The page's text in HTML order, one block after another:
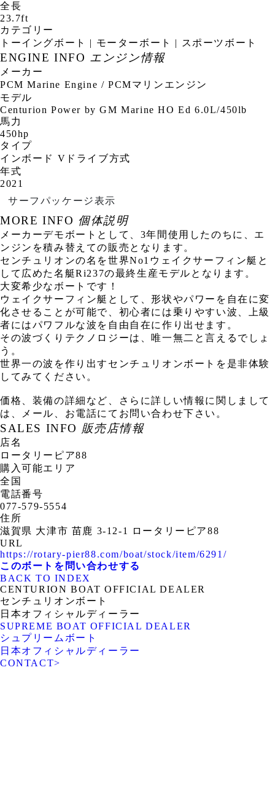
全長
23.7ft
カテゴリー
トーイングボート | モーターボート | スポーツボート
ENGINE INFO エンジン情報
メーカー
PCM Marine Engine / PCMマリンエンジン
モデル
Centurion Power by GM Marine HO Ed 6.0L/450lb
馬力
450hp
タイプ
インボード Vドライブ方式
年式
2021
サーフパッケージ表示
MORE INFO 個体説明
メーカーデモボートとして、3年間使用したのちに、エ
ンジンを積み替えての販売となります。
センチュリオンの名を世界No1ウェイクサーフィン艇と
して広めた名艇Ri237の最終生産モデルとなります。
大変希少なボートです！
ウェイクサーフィン艇として、形状やパワーを自在に変
化させることが可能で、初心者には乗りやすい波、上級
者にはパワフルな波を自由自在に作り出せます。
その波づくりテクノロジーは、唯一無二と言えるでしょ
う。
世界一の波を作り出すセンチュリオンボートを是非体験
してみてください。
価格、装備の詳細など、さらに詳しい情報に関しまして
は、メール、お電話にてお問い合わせ下さい。
SALES INFO 販売店情報
店名
ロータリーピア88
購入可能エリア
全国
電話番号
077-579-5554
住所
滋賀県 大津市 苗鹿 3-12-1 ロータリーピア88
URL
https://rotary-pier88.com/boat/stock/item/6291/
このボートを問い合わせする
BACK TO INDEX
CENTURION BOAT OFFICIAL DEALER
センチュリオンボート
日本オフィシャルディーラー
SUPREME BOAT OFFICIAL DEALER
シュプリームボート
日本オフィシャルディーラー
CONTACT>